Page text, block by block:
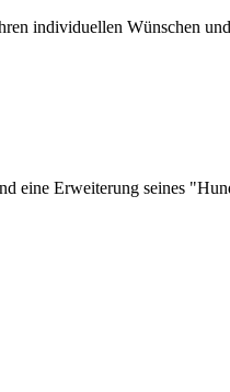
individuellen Wünschen
eine Erweiterung seines